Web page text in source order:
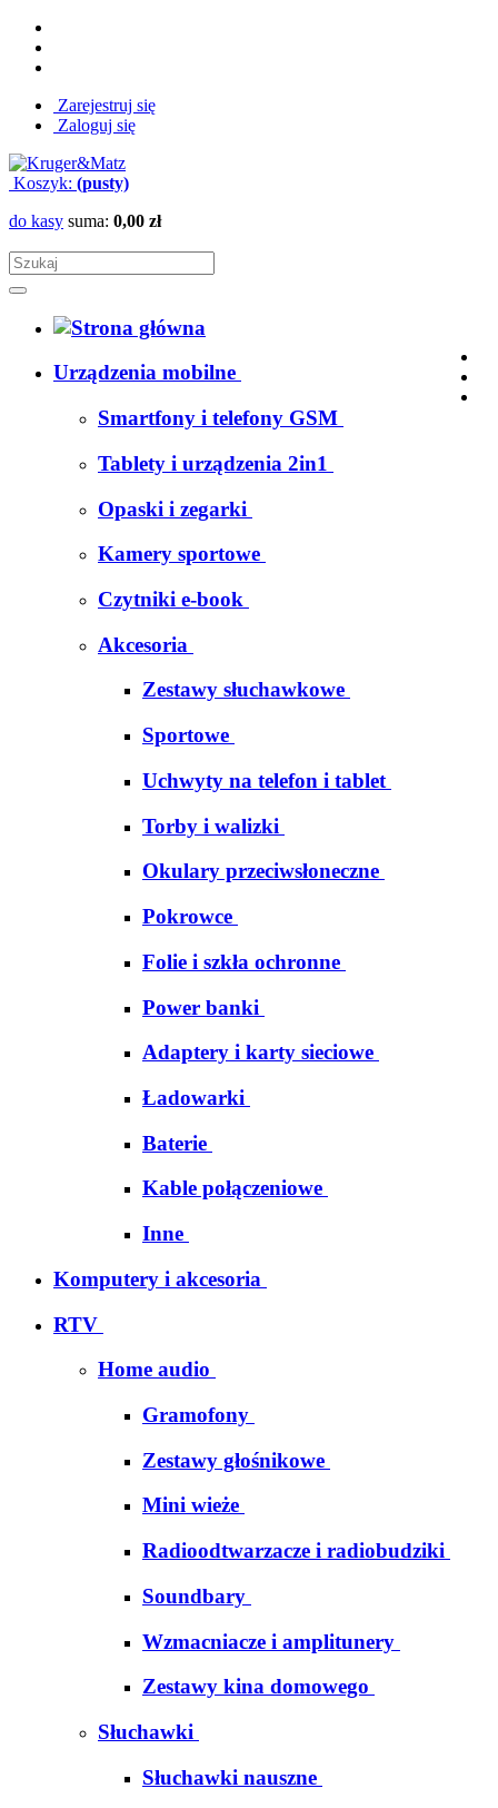
Zarejestruj się
Zaloguj się
Koszyk: (pusty)
do kasy suma: 0,00 zł
Urządzenia mobilne
Smartfony i telefony GSM
Tablety i urządzenia 2in1
Opaski i zegarki
Kamery sportowe
Czytniki e-book
Akcesoria
Zestawy słuchawkowe
Sportowe
Uchwyty na telefon i tablet
Torby i walizki
Okulary przeciwsłoneczne
Pokrowce
Folie i szkła ochronne
Power banki
Adaptery i karty sieciowe
Ładowarki
Baterie
Kable połączeniowe
Inne
Komputery i akcesoria
RTV
Home audio
Gramofony
Zestawy głośnikowe
Mini wieże
Radioodtwarzacze i radiobudziki
Soundbary
Wzmacniacze i amplitunery
Zestawy kina domowego
Słuchawki
Słuchawki nauszne